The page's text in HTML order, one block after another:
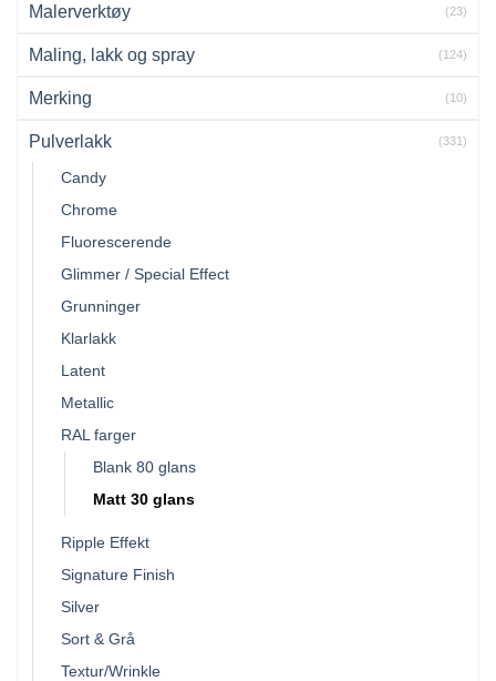
Malerverktøy (23)
Maling, lakk og spray (124)
Merking (10)
Pulverlakk (331)
Candy
Chrome
Fluorescerende
Glimmer / Special Effect
Grunninger
Klarlakk
Latent
Metallic
RAL farger
Blank 80 glans
Matt 30 glans
Ripple Effekt
Signature Finish
Silver
Sort & Grå
Textur/Wrinkle